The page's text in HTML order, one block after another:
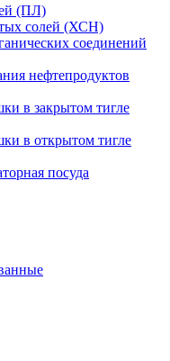
(ПЛ)
солей (ХСН)
соединений
нефтепродуктов
в закрытом тигле
в открытом тигле
посуда